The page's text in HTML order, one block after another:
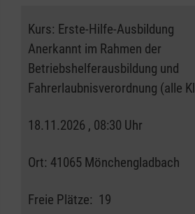
Kurs: Erste-Hilfe-Ausbildung
Anerkannt im Rahmen der
Betriebshelferausbildung und
Fahrerlaubnisverordnung (alle
18.11.2026 , 08:30 Uhr
Ort: 41065 Mönchengladbach
Freie Plätze: 19